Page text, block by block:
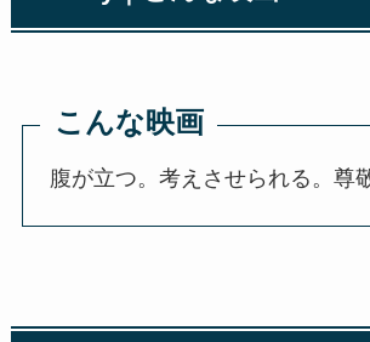
こんな映画
腹が立つ。考えさせられる。尊